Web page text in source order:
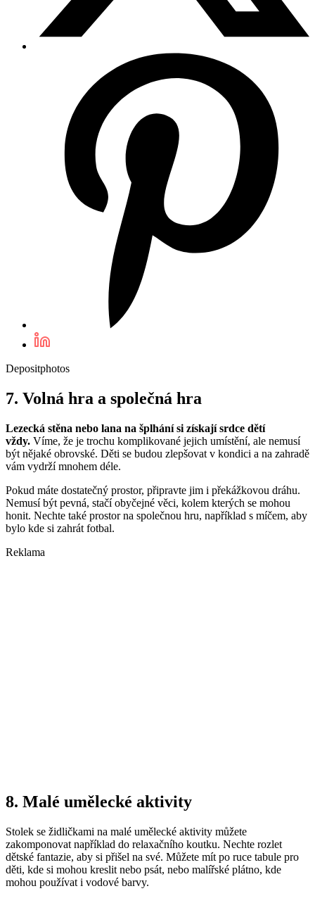
Depositphotos
7. Volná hra a společná hra
Lezecká stěna nebo lana na šplhání si získají srdce dětí
vždy. Víme, že je trochu komplikované jejich umístění, ale nemusí
být nějaké obrovské. Děti se budou zlepšovat v kondici a na zahradě
vám vydrží mnohem déle.
Pokud máte dostatečný prostor, připravte jim i překážkovou dráhu.
Nemusí být pevná, stačí obyčejné věci, kolem kterých se mohou
honit. Nechte také prostor na společnou hru, například s míčem, aby
bylo kde si zahrát fotbal.
Reklama
8. Malé umělecké aktivity
Stolek se židličkami na malé umělecké aktivity můžete
zakomponovat například do relaxačního koutku. Nechte rozlet
dětské fantazie, aby si přišel na své. Můžete mít po ruce tabule pro
děti, kde si mohou kreslit nebo psát, nebo malířské plátno, kde
mohou používat i vodové barvy.